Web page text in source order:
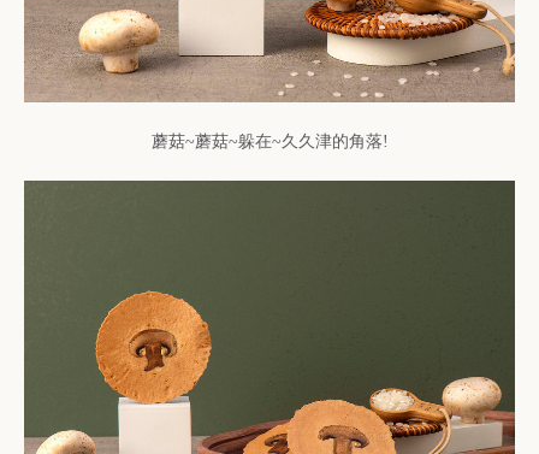
蘑菇~蘑菇~躲在~久久津的角落!